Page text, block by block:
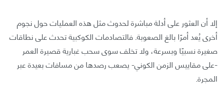
إلا أن العثور على أدلة مباشرة لحدوث مثل هذه العمليات حول نجوم
أخرى يُعد أمرًا بالغ الصعوبة. فالتصادمات الكوكبية تحدث على نطاقات
صغيرة نسبيًا وبسرعة، ولا تخلف سوى سحب غبارية قصيرة العمر
-على مقاييس الزمن الكوني- يصعب رصدها من مسافات بعيدة عبر
المجرة.